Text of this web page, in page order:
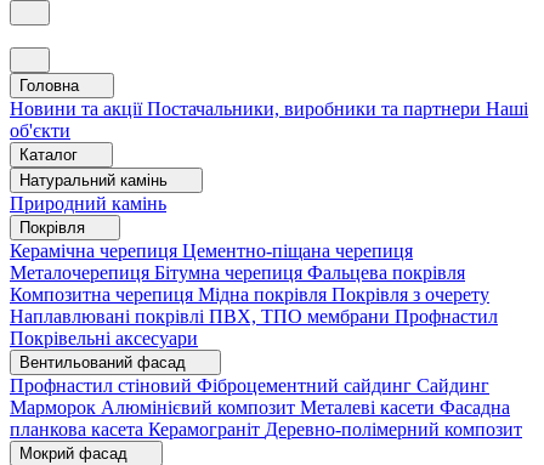
Головна
Новини та акціїПостачальники, виробники та партнери Наші
об'єкти
Каталог
Натуральний камінь
Природний камінь
Покрівля
Керамічна черепиця Цементно-піщана черепиця
Металочерепиця Бітумна черепиця Фальцева покрівля
Композитна черепиця Мідна покрівля Покрівля з очерету
Наплавлювані покрівлі ПВХ, ТПО мембрани Профнастил
Покрівельні аксесуари
Вентильований фасад
Профнастил стіновий Фіброцементний сайдинг Сайдинг
Марморок Алюмінієвий композит Металеві касети Фасадна
планкова касета Керамограніт Деревно-полімерний композит
Мокрий фасад